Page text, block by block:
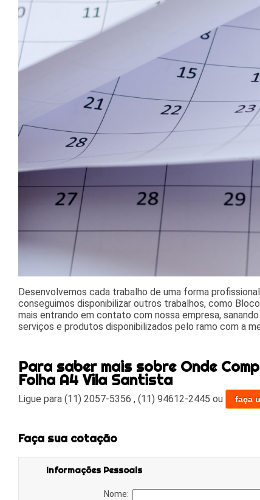
Desenvolvemos cada trabalho de uma forma
conseguimos disponibilizar outros trabalhos, como
mais entrando em contato com nossa empresa,
serviços e produtos disponibilizados pelo ramo com a
Para saber mais sobre Onde
Folha A4 Vila Santista
Ligue para(11) 2057-5356 ,(11) 94612-2445 ou faça
Faça sua cotação
Informações Pessoais
Nome: